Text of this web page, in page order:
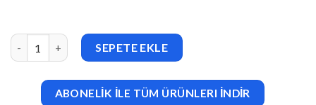
Creava – Creative Agency Elementor Template Kit adet
SEPETE EKLE
ABONELİK İLE TÜM ÜRÜNLERI İNDİR